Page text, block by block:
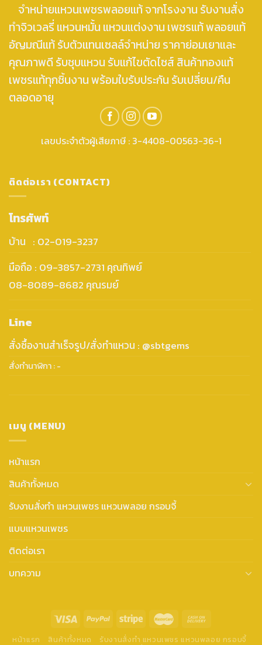
จำหน่ายแหวนเพชรพลอยแท้ จากโรงงาน รับงานสั่ง
ทำจิวเวลรี่ แหวนหมั้น แหวนแต่งงาน เพชรแท้ พลอยแท้
อัญมณีแท้ รับตัวแทนเซลล์จำหน่าย ราคาย่อมเยาและ
คุณภาพดี รับชุบแหวน รับแก้ไขตัดไซส์ สินค้าทองแท้
เพชรแท้ทุกชิ้นงาน พร้อมใบรับประกัน รับเปลี่ยน/คืน
ตลอดอายุ
เลขประจำตัวผู้เสียภาษี : 3-4408-00563-36-1
ติดต่อเรา (CONTACT)
โทรศัพท์
บ้าน : 02-019-3237
มือถือ : 09-3857-2731 คุณทิพย์
08-8089-8682 คุณรมย์
Line
สั่งซื้องานสำเร็จรูป/สั่งทำแหวน : @sbtgems
สั่งทำนาฬิกา : -
เมนู (MENU)
หน้าแรก
สินค้าทั้งหมด
รับงานสั่งทำ แหวนเพชร แหวนพลอย กรอบจี้
แบบแหวนเพชร
ติดต่อเรา
บทความ
หน้าแรก สินค้าทั้งหมด รับงานสั่งทำ แหวนเพชร แหวนพลอย กรอบจี้